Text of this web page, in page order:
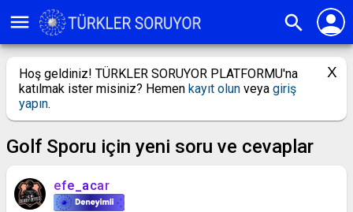
menu search person
Hoş geldiniz! TÜRKLER SORUYOR PLATFORMU'na
katılmak ister misiniz? Hemen kayıt olun veya giriş
yapın.
Golf Sporu için yeni soru ve cevaplar
efe_acar